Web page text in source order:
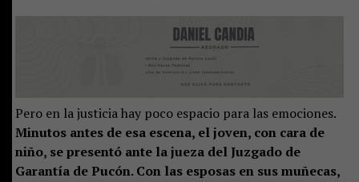
Pero en la justicia hay poco espacio para las emociones.
Minutos antes de esa escena, el joven, con cara de
niño, se presentó ante la jueza del Juzgado de
Garantía de Pucón. Con las esposas en sus muñecas,